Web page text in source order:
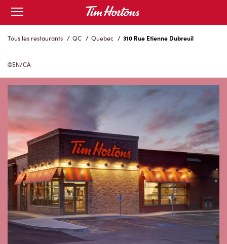
Skip
Content
Open
mobile
menu
Tous les restaurants / QC / Quebec / 310 Rue Etienne Dubreuil
EN/CA